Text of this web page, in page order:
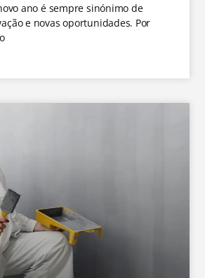
ano é sempre sinónimo de
e novas oportunidades. Por